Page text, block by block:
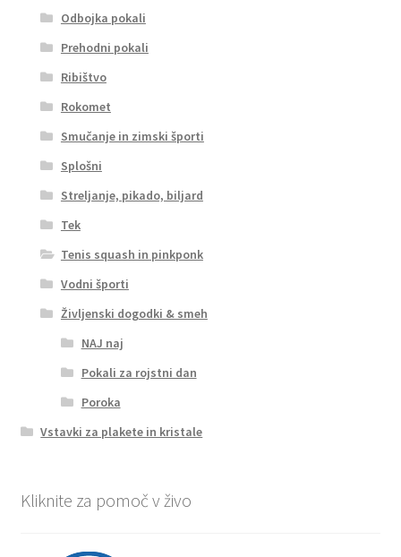
Odbojka pokali
Prehodni pokali
Ribištvo
Rokomet
Smučanje in zimski športi
Splošni
Streljanje, pikado, biljard
Tek
Tenis squash in pinkponk
Vodni športi
Življenski dogodki & smeh
NAJ naj
Pokali za rojstni dan
Poroka
Vstavki za plakete in kristale
Kliknite za pomoč v živo